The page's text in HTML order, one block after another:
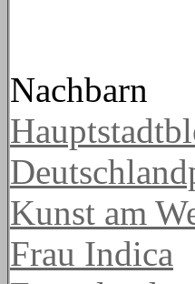
Nachbarn
Kunst am
Frau Indica